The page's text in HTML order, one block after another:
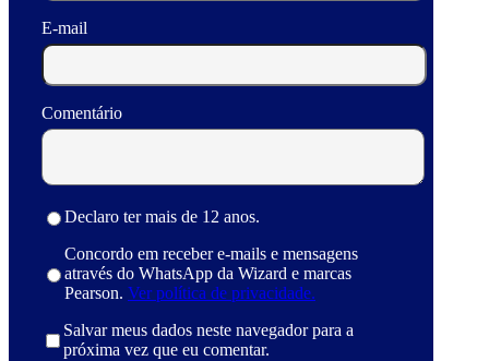
E-mail
Comentário
Declaro ter mais de 12 anos.
Concordo em receber e-mails e mensagens
através do WhatsApp da Wizard e marcas
Pearson. Ver política de privacidade.
Salvar meus dados neste navegador para a
próxima vez que eu comentar.